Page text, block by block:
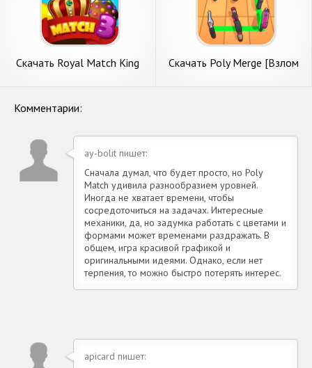
Скачать Royal Match King
Скачать Poly Merge [Взлом
Комментарии:
ay-bolit пишет:
Сначала думал, что будет просто, но Poly
Match удивила разнообразием уровней.
Иногда не хватает времени, чтобы
сосредоточиться на задачах. Интересные
механики, да, но задумка работать с цветами и
формами может временами раздражать. В
общем, игра красивой графикой и
оригинальными идеями. Однако, если нет
терпения, то можно быстро потерять интерес.
apicard пишет: